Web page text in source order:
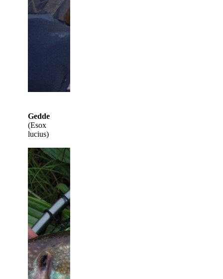
Gedde
(Esox
lucius)